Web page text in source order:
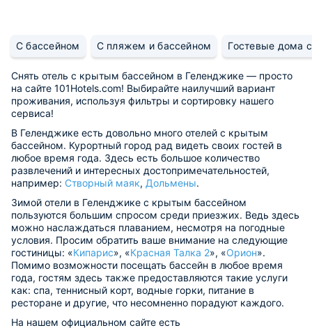
С бассейном С пляжем и бассейном Гостевые дома
Снять отель с крытым бассейном в Геленджике — просто
на сайте 101Hotels.com! Выбирайте наилучший вариант
проживания, используя фильтры и сортировку нашего
сервиса!
В Геленджике есть довольно много отелей с крытым
бассейном. Курортный город рад видеть своих гостей в
любое время года. Здесь есть большое количество
развлечений и интересных достопримечательностей,
например: Створный маяк, Дольмены.
Зимой отели в Геленджике с крытым бассейном
пользуются большим спросом среди приезжих. Ведь здесь
можно наслаждаться плаванием, несмотря на погодные
условия. Просим обратить ваше внимание на следующие
гостиницы: «Кипарис», «Красная Талка 2», «Орион».
Помимо возможности посещать бассейн в любое время
года, гостям здесь также предоставляются такие услуги
как: спа, теннисный корт, водные горки, питание в
ресторане и другие, что несомненно порадуют каждого.
На нашем официальном сайте есть